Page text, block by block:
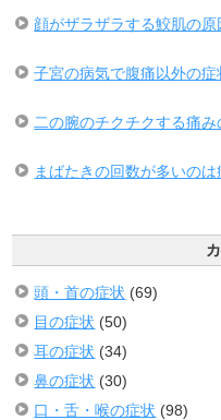
顔がザラザラする鮫肌の
子宮の病気で腹痛以外の症
二の腕のチクチクする痛
まばたきの回数が多いの
頭・首の症状 (69)
目の症状 (50)
耳の症状 (34)
鼻の症状 (30)
口・舌・喉の症状 (98)